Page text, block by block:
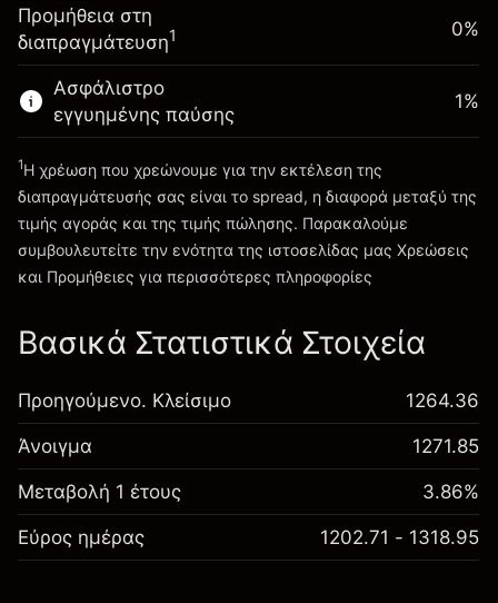
Πηγαίνετε στην πλατφόρμα
Μέγεθος διαπραγμάτευσης με μόχλευση
~$5,000.00
Χρήματα από μόχλευση ~
Προμήθεια στη
διαπραγμάτευση1 0%
Ασφάλιστρο
εγγυημένης παύσης
Χρεώσεις και Τέλη
1%
1Η χρέωση που χρεώνουμε για την εκτέλεση της
διαπραγμάτευσής σας είναι το spread, η διαφορά μεταξύ της
τιμής αγοράς και της τιμής πώλησης. Παρακαλούμε
συμβουλευτείτε την ενότητα της ιστοσελίδας μας Χρεώσεις
και Προμήθειες για περισσότερες πληροφορίες
Βασικά Στατιστικά Στοιχεία
Προηγούμενο. Κλείσιμο 1264.36
Άνοιγμα 1271.85
Μεταβολή 1 έτους 3.86%
Εύρος ημέρας 1202.71 - 1318.95